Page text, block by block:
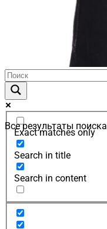
Все результаты
Exact matches only
Search in title
Search in content